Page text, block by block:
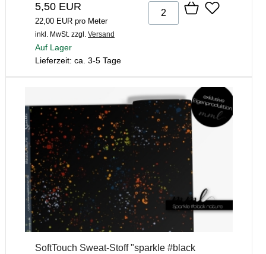
5,50 EUR
22,00 EUR pro Meter
inkl. MwSt. zzgl. Versand
Auf Lager
Lieferzeit: ca. 3-5 Tage
SoftTouch Sweat-Stoff "sparkle #black